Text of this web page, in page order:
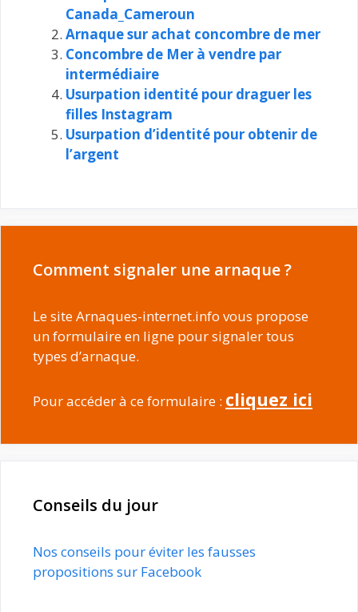
Canada_Cameroun
Arnaque sur achat concombre de mer
Concombre de Mer à vendre par
intermédiaire
Usurpation identité pour draguer les
filles Instagram
Usurpation d’identité pour obtenir de
l’argent
Comment signaler une arnaque ?
Le site Arnaques-internet.info vous propose
un formulaire en ligne pour signaler tous
types d’arnaque.
Pour accéder à ce formulaire : cliquez ici
Conseils du jour
Nos conseils pour éviter les fausses
propositions sur Facebook